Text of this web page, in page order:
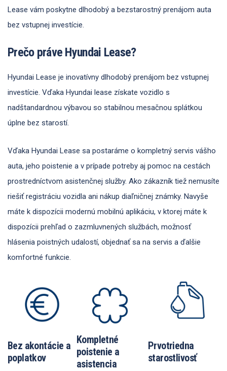
Lease vám poskytne dlhodobý a bezstarostný prenájom auta
bez vstupnej investície.
Prečo práve Hyundai Lease?
Hyundai Lease je inovatívny dlhodobý prenájom bez vstupnej
investície. Vďaka Hyundai lease získate vozidlo s
nadštandardnou výbavou so stabilnou mesačnou splátkou
úplne bez starostí.
Vďaka Hyundai Lease sa postaráme o kompletný servis vášho
auta, jeho poistenie a v prípade potreby aj pomoc na cestách
prostredníctvom asistenčnej služby. Ako zákazník tiež nemusíte
riešiť registráciu vozidla ani nákup diaľničnej známky. Navyše
máte k dispozícii modernú mobilnú aplikáciu, v ktorej máte k
dispozícii prehľad o zazmluvnených službách, možnosť
hlásenia poistných udalostí, objednať sa na servis a ďalšie
komfortné funkcie.
Bez akontácie a
poplatkov
Kompletné
poistenie a
asistencia
Prvotriedna
starostlivosť